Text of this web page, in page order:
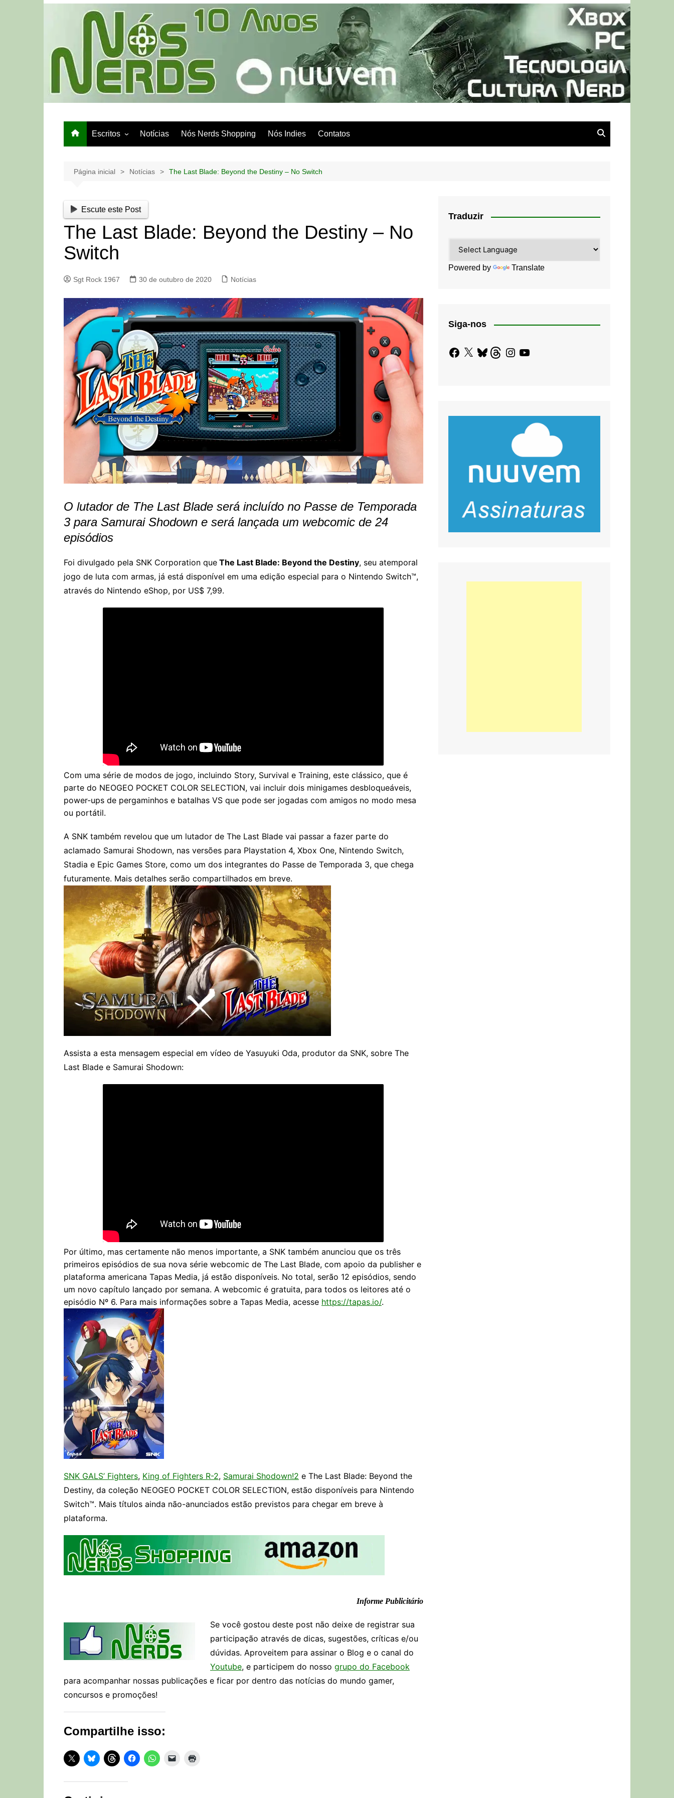
Escritos
Papo de Bar
Notícias Nós Nerds Shopping Nós Indies Contatos
Página inicial Notícias The Last Blade: Beyond the Destiny – No Switch
Escute este Post
The Last Blade: Beyond the Destiny – No
Switch
Sgt Rock 1967 30 de outubro de 2020 Notícias
O lutador de The Last Blade será incluído no Passe de Temporada
3 para Samurai Shodown e será lançada um webcomic de 24
episódios
Foi divulgado pela SNK Corporation que The Last Blade: Beyond the Destiny, seu atemporal
jogo de luta com armas, já está disponível em uma edição especial para o Nintendo Switch™,
através do Nintendo eShop, por US$ 7,99.
Com uma série de modos de jogo, incluindo Story, Survival e Training, este clássico, que é
parte do NEOGEO POCKET COLOR SELECTION, vai incluir dois minigames desbloqueáveis,
power-ups de pergaminhos e batalhas VS que pode ser jogadas com amigos no modo mesa
ou portátil.
A SNK também revelou que um lutador de The Last Blade vai passar a fazer parte do
aclamado Samurai Shodown, nas versões para Playstation 4, Xbox One, Nintendo Switch,
Stadia e Epic Games Store, como um dos integrantes do Passe de Temporada 3, que chega
futuramente. Mais detalhes serão compartilhados em breve.
Assista a esta mensagem especial em vídeo de Yasuyuki Oda, produtor da SNK, sobre The
Last Blade e Samurai Shodown:
Por último, mas certamente não menos importante, a SNK também anunciou que os três
primeiros episódios de sua nova série webcomic de The Last Blade, com apoio da publisher e
plataforma americana Tapas Media, já estão disponíveis. No total, serão 12 episódios, sendo
um novo capítulo lançado por semana. A webcomic é gratuita, para todos os leitores até o
episódio Nº 6. Para mais informações sobre a Tapas Media, acesse https://tapas.io/.
SNK GALS’ Fighters, King of Fighters R-2, Samurai Shodown!2 e The Last Blade: Beyond the
Destiny, da coleção NEOGEO POCKET COLOR SELECTION, estão disponíveis para Nintendo
Switch™. Mais títulos ainda não-anunciados estão previstos para chegar em breve à
plataforma.
Informe Publicitário
Se você gostou deste post não deixe de registrar sua
participação através de dicas, sugestões, críticas e/ou
dúvidas. Aproveitem para assinar o Blog e o canal do
Youtube, e participem do nosso grupo do Facebook
para acompanhar nossas publicações e ficar por dentro das notícias do mundo gamer,
concursos e promoções!
Compartilhe isso:
Traduzir
Powered by Translate
Siga-nos
Facebook
X BlueskyThreadsInstagram
YouTube